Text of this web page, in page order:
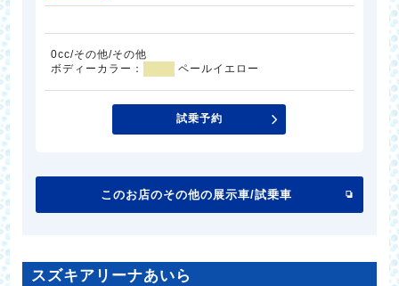
0cc/その他/その他
ボディーカラー：
ペールイエロー
試乗予約
このお店のその他の展示車/試乗車
スズキアリーナあいら